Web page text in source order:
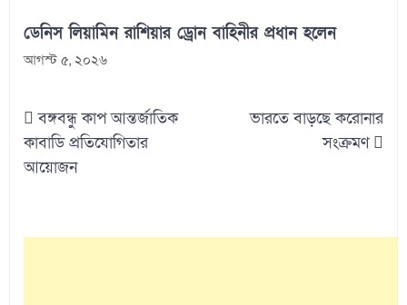
ডেনিস লিয়ামিন রাশিয়ার ড্রোন বাহিনীর প্রধান হলেন
আগস্ট ৫, ২০২৬
navigation
বঙ্গবন্ধু কাপ আন্তর্জাতিক
কাবাডি প্রতিযোগিতার
আয়োজন
ভারতে বাড়ছে করোনার
সংক্রমণ